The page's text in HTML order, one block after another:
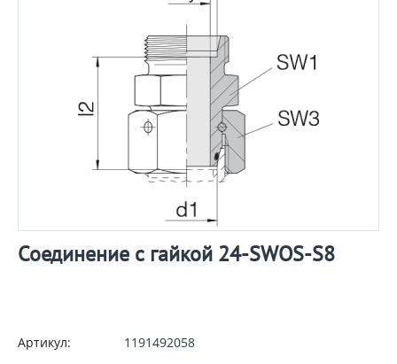
Соединение с гайкой 24-SWOS-S8
Артикул: 1191492058